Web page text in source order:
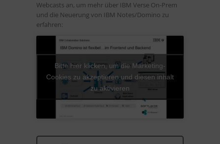
Webcasts an, um mehr über IBM Verse On-Prem
und die Neuerung von IBM Notes/Domino zu
erfahren:
Bitte hier klicken, um die Marketing-
Cookies zu akzeptieren und diesen inhalt
zu aktivieren